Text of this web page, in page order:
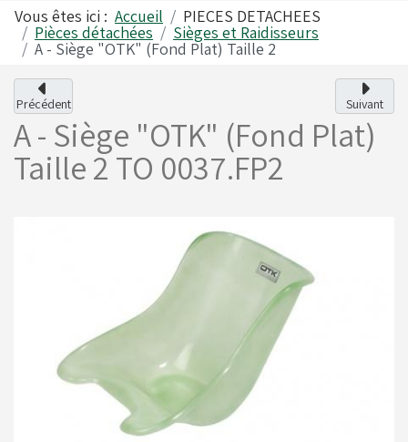
Vous êtes ici : Accueil PIECES DETACHEES
Pièces détachées Sièges et Raidisseurs
A - Siège "OTK" (Fond Plat) Taille 2
Précédent Suivant
A - Siège "OTK" (Fond Plat)
Taille 2TO 0037.FP2
Carrosseries
Freins
Leviers de vitesses
Moyeux - Porte-couronnes
Alfano
Visserie - Boulonnerie